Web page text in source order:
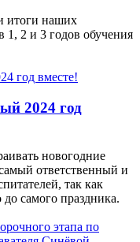
итоги наших
1, 2 и 3 годов обучения
2024 год
новогодние
ответственный и
так как
до самого праздника.